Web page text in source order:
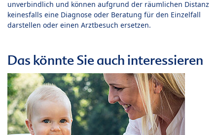
unverbindlich und können aufgrund der räumlichen Distanz
keinesfalls eine Diagnose oder Beratung für den Einzelfall
darstellen oder einen Arztbesuch ersetzen.
Das könnte Sie auch interessieren